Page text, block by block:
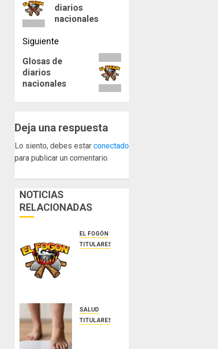
entradas
anterior:diarios
nacionales
Siguiente
Siguiente
entrada:
Glosas de
diarios
nacionales
Deja una respuesta
Lo siento, debes estar conectado
para publicar un comentario.
NOTICIAS
RELACIONADAS
EL FOGÓN
TITULARES
AGOSTO
7, 2026
0
SALUD
TITULARES